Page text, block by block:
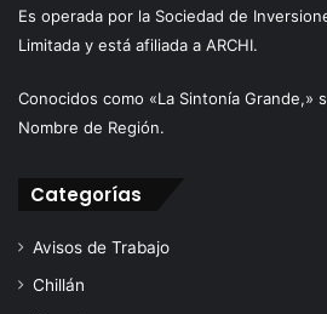
Es operada por la Sociedad de
Limitada y está afiliada a ARCHI.
Conocidos como «La Sintonía Grande,»
Nombre de Región.
Categorías
Avisos de Trabajo
Chillán